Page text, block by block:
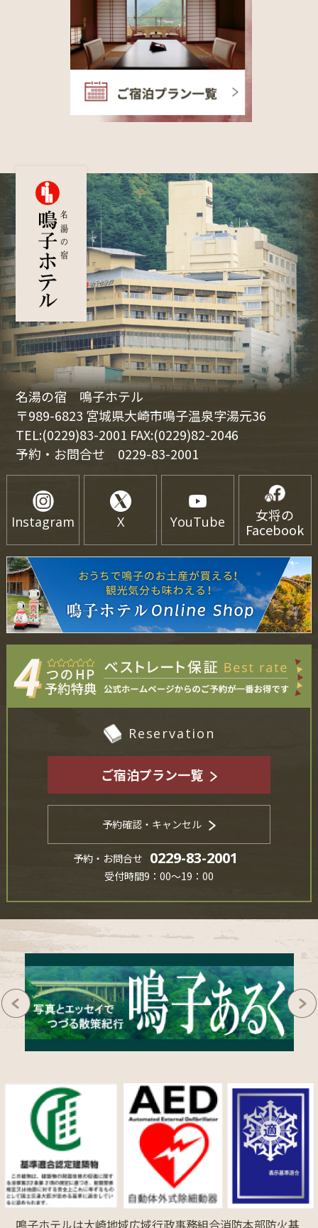
名湯の宿 鳴子ホテル
〒989-6823 宮城県大崎市鳴子温泉字湯元36
TEL:(0229)83-2001 FAX:(0229)82-2046
予約・お問合せ 0229-83-2001
Instagram X YouTube
女将の
Facebook
Reservation
ご宿泊プラン一覧
予約確認・キャンセル
予約・お問合せ 0229-83-2001
受付時間9：00～19：00
鳴子ホテルは大崎地域広域行政事務組合消防本部防火基